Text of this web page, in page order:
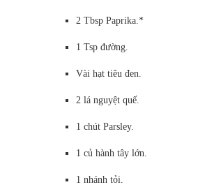
2 Tbsp Paprika.*
1 Tsp đường.
Vài hạt tiêu đen.
2 lá nguyệt quế.
1 chút Parsley.
1 củ hành tây lớn.
1 nhánh tỏi.